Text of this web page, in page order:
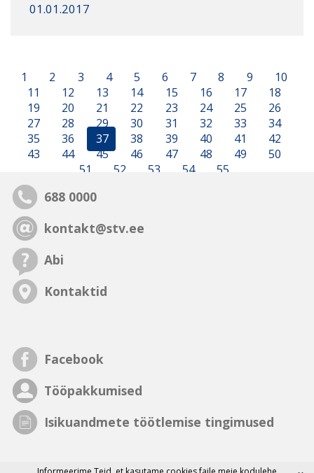
01.01.2017
1 2 3 4 5 6 7 8 9
10
11
12 13 14 15 16 17
18
19
20 21 22 23 24 25
26
27
28 29 30 31 32 33
34
35
36 37 38 39 40 41
42
43
44 45 46 47 48 49
50
51
52 53 54 55
688 0000
kontakt@stv.ee
Abi
Kontaktid
Facebook
Tööpakkumised
Isikuandmete töötlemise tingimused